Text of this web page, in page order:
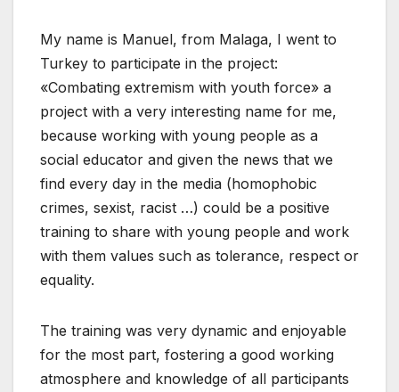
My name is Manuel, from Malaga, I went to
Turkey to participate in the project:
«Combating extremism with youth force» a
project with a very interesting name for me,
because working with young people as a
social educator and given the news that we
find every day in the media (homophobic
crimes, sexist, racist …) could be a positive
training to share with young people and work
with them values such as tolerance, respect or
equality.
The training was very dynamic and enjoyable
for the most part, fostering a good working
atmosphere and knowledge of all participants